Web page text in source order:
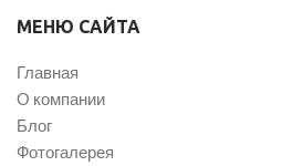
МЕНЮ САЙТА
Главная
О компании
Блог
Фотогалерея